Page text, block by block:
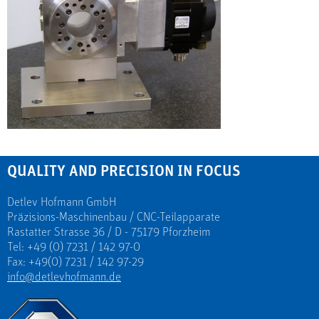
QUALITY AND PRECISION IN FOCUS
Detlev Hofmann GmbH
Präzisions-Maschinenbau / CNC-Teilapparate
Rastatter Strasse 36 / D - 75179 Pforzheim
Tel: +49 (0) 7231 / 142 97-0
Fax: +49(0) 7231 / 142 97-29
info@detlevhofmann.de